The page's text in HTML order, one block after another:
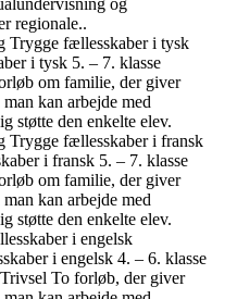
og
regionale..
Trygge fællesskaber i tysk
i tysk 5. – 7. klasse
om familie, der giver
kan arbejde med
støtte den enkelte elev.
Trygge fællesskaber i fransk
i fransk 5. – 7. klasse
om familie, der giver
kan arbejde med
støtte den enkelte elev.
i engelsk
i engelsk 4. – 6. klasse
To forløb, der giver